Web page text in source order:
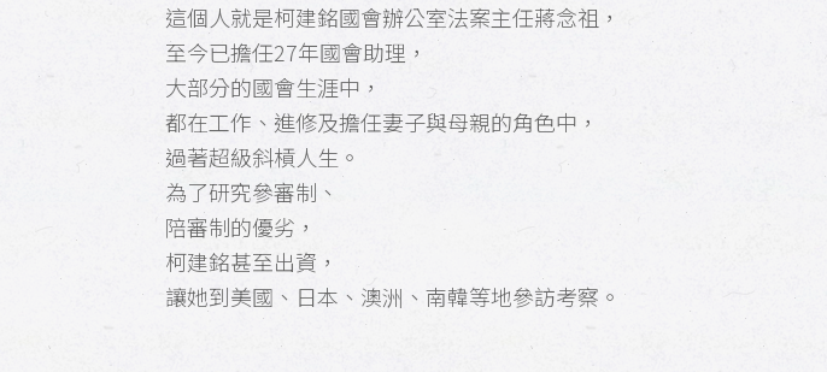
這個人就是柯建銘國會辦公室法案主任蔣念祖，
至今已擔任27年國會助理，
大部分的國會生涯中，
都在工作、進修及擔任妻子與母親的角色中，
過著超級斜槓人生。
為了研究參審制、
陪審制的優劣，
柯建銘甚至出資，
讓她到美國、日本、澳洲、南韓等地參訪考察。